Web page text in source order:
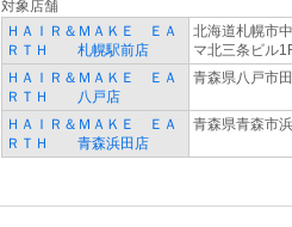
対象店舗
ＨＡＩＲ＆ＭＡＫＥ ＥＡ
ＲＴＨ 札幌駅前店
北海道札幌
マ北三条ビル
ＨＡＩＲ＆ＭＡＫＥ ＥＡ
ＲＴＨ 八戸店
青森県八戸
ＨＡＩＲ＆ＭＡＫＥ ＥＡ
ＲＴＨ 青森浜田店
青森県青森